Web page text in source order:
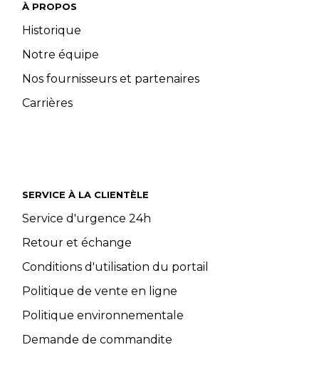
À PROPOS
Historique
Notre équipe
Nos fournisseurs et partenaires
Carrières
SERVICE À LA CLIENTÈLE
Service d'urgence 24h
Retour et échange
Conditions d'utilisation du portail
Politique de vente en ligne
Politique environnementale
Demande de commandite